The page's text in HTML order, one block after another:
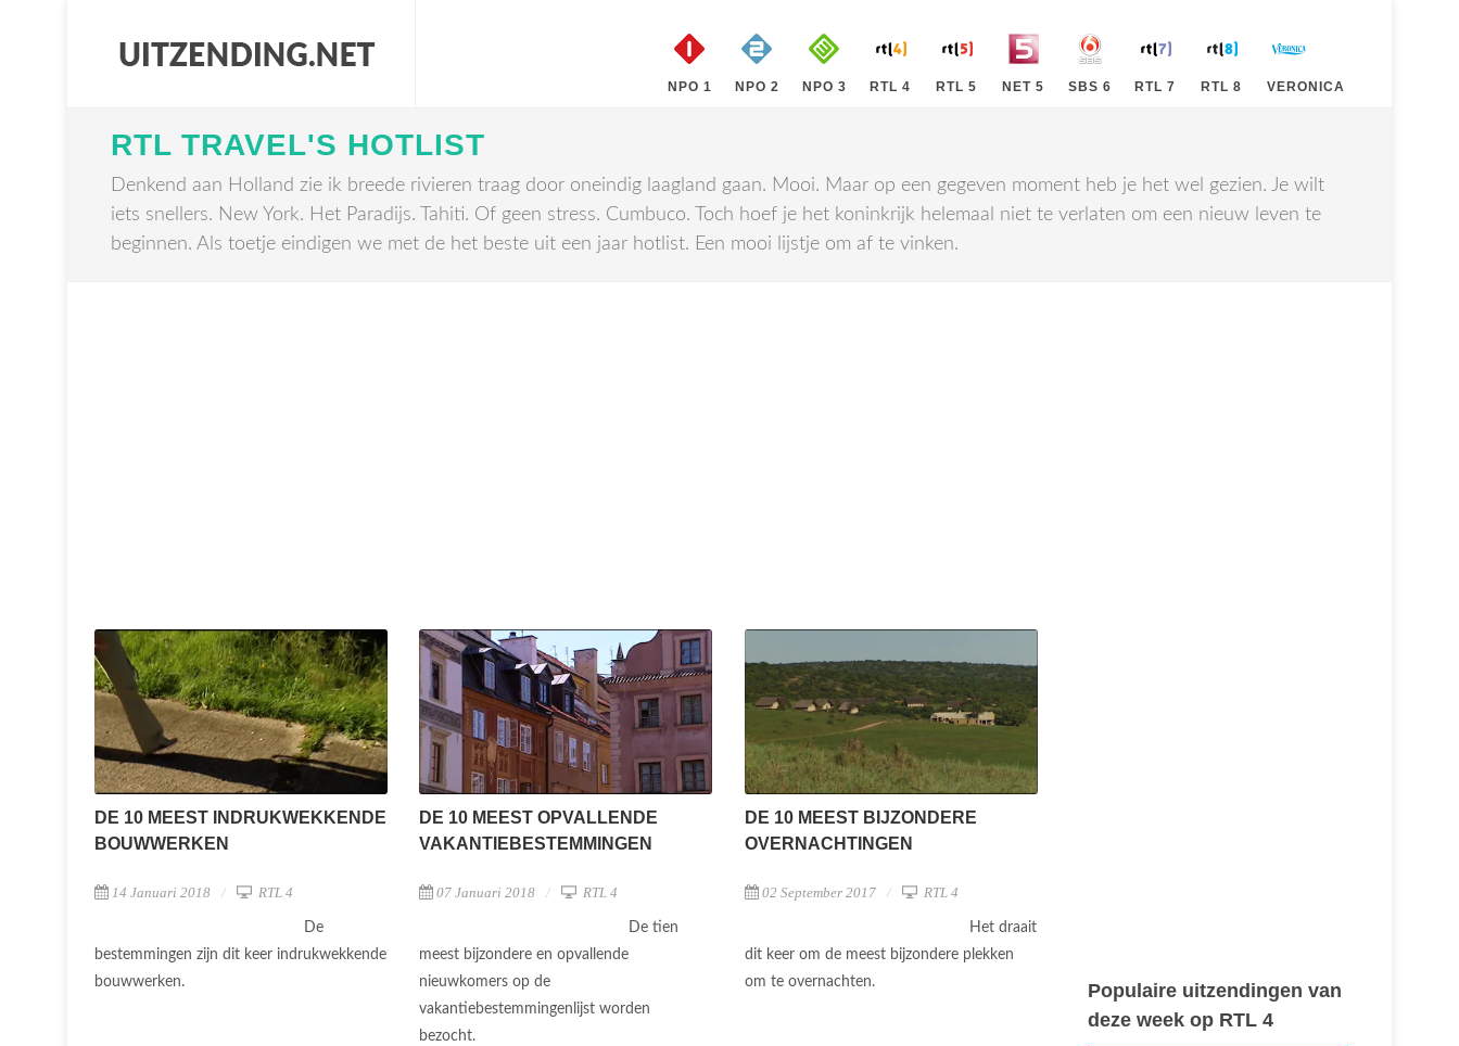
NPO 1 NPO 2 NPO 3 RTL 4 RTL 5 NET 5 SBS 6 RTL 7 RTL 8 VERONICA
RTL TRAVEL'S HOTLIST
Denkend aan Holland zie ik breede rivieren traag door oneindig laagland gaan. Mooi. Maar op een gegeven moment heb je het wel gezien. Je wilt
iets snellers. New York. Het Paradijs. Tahiti. Of geen stress. Cumbuco. Toch hoef je het koninkrijk helemaal niet te verlaten om een nieuw leven te
beginnen. Als toetje eindigen we met de het beste uit een jaar hotlist. Een mooi lijstje om af te vinken.
DE 10 MEEST INDRUKWEKKENDE
BOUWWERKEN
14 Januari 2018 RTL 4
De
bestemmingen zijn dit keer indrukwekkende
bouwwerken.
DE 10 MEEST OPVALLENDE
VAKANTIEBESTEMMINGEN
07 Januari 2018 RTL 4
De tien
meest bijzondere en opvallende
nieuwkomers op de
vakantiebestemmingenlijst worden
bezocht.
DE 10 MEEST BIJZONDERE
OVERNACHTINGEN
02 September 2017 RTL 4
Het draait
dit keer om de meest bijzondere plekken
om te overnachten.
Populaire uitzendingen van
deze week op RTL 4